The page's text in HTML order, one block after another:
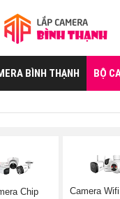
BÌNH THẠNH BỘ
Chip
Camera